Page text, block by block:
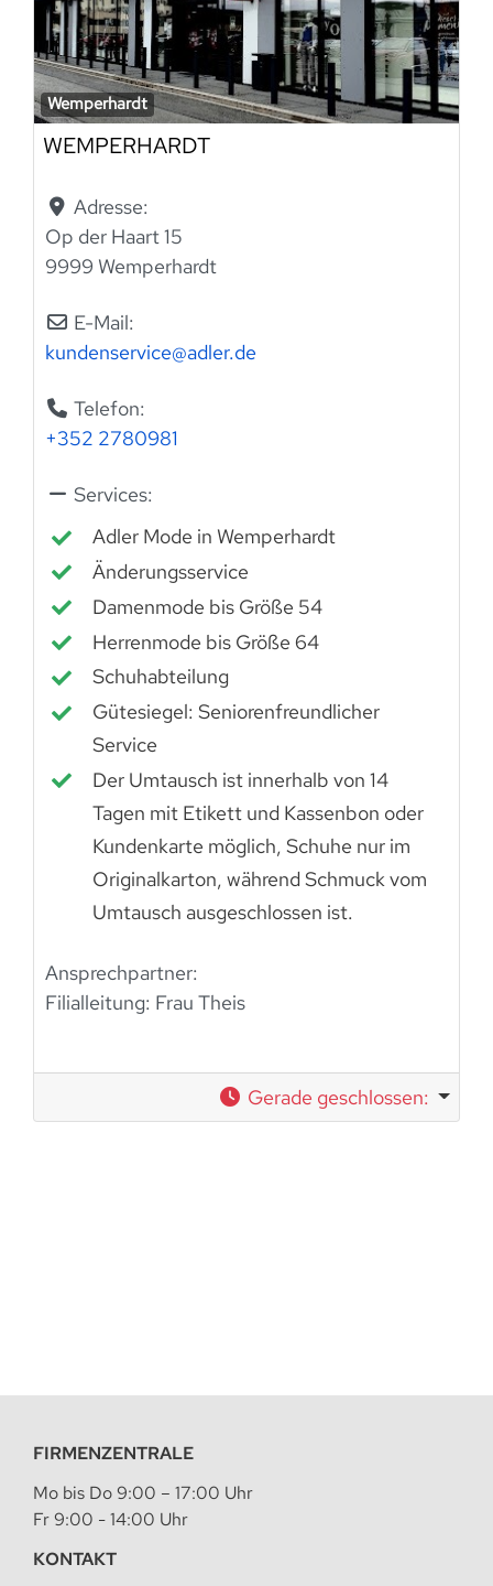
Wemperhardt
WEMPERHARDT
Adresse:
Op der Haart 15
9999 Wemperhardt
E-Mail:
kundenservice@adler.de
Telefon:
+352 2780981
Services:
Adler Mode in Wemperhardt
Änderungsservice
Damenmode bis Größe 54
Herrenmode bis Größe 64
Schuhabteilung
Gütesiegel: Seniorenfreundlicher
Service
Der Umtausch ist innerhalb von 14
Tagen mit Etikett und Kassenbon oder
Kundenkarte möglich, Schuhe nur im
Originalkarton, während Schmuck vom
Umtausch ausgeschlossen ist.
Ansprechpartner:
Filialleitung: Frau Theis
Gerade geschlossen:
FIRMENZENTRALE
Mo bis Do 9:00 – 17:00 Uhr
Fr 9:00 - 14:00 Uhr
KONTAKT